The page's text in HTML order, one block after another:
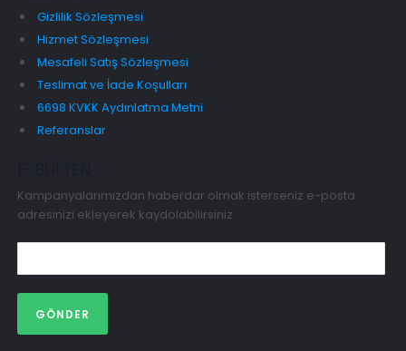
Gizlilik Sözleşmesi
Hizmet Sözleşmesi
Mesafeli Satış Sözleşmesi
Teslimat ve İade Koşulları
6698 KVKK Aydınlatma Metni
Referanslar
Kampanyalarımızdan haberdar olmak isterseniz e-posta
adresinizi ekleyerek kaydolabilirsiniz.
GÖNDER